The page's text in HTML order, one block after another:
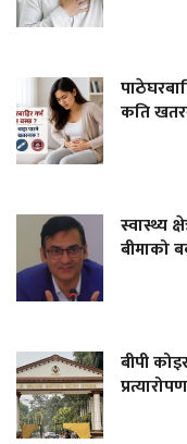
कति
स्वास्थ्य
बीमाको
बीपी